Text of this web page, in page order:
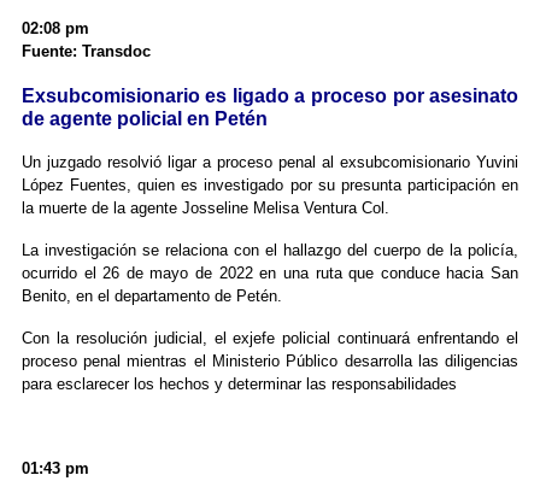
02:08 pm
Fuente: Transdoc
Exsubcomisionario es ligado a proceso por asesinato
de agente policial en Petén
Un juzgado resolvió ligar a proceso penal al exsubcomisionario Yuvini
López Fuentes, quien es investigado por su presunta participación en
la muerte de la agente Josseline Melisa Ventura Col.
La investigación se relaciona con el hallazgo del cuerpo de la policía,
ocurrido el 26 de mayo de 2022 en una ruta que conduce hacia San
Benito, en el departamento de Petén.
Con la resolución judicial, el exjefe policial continuará enfrentando el
proceso penal mientras el Ministerio Público desarrolla las diligencias
para esclarecer los hechos y determinar las responsabilidades
01:43 pm